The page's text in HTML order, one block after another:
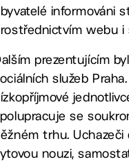
informováni
webu i
prezentujícím
služeb
se
trhu.
nouzi,